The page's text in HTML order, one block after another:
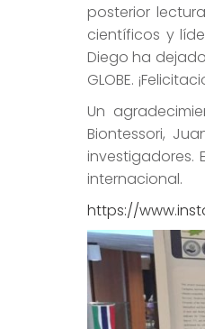
posterior
científicos y
Diego ha
GLOBE.
Un
Biontessori,
investigadores.
internacional.
https://